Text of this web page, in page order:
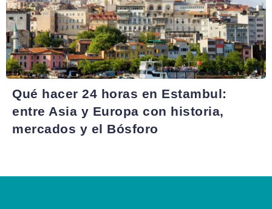
Qué hacer 24 horas en Estambul:
entre Asia y Europa con historia,
mercados y el Bósforo